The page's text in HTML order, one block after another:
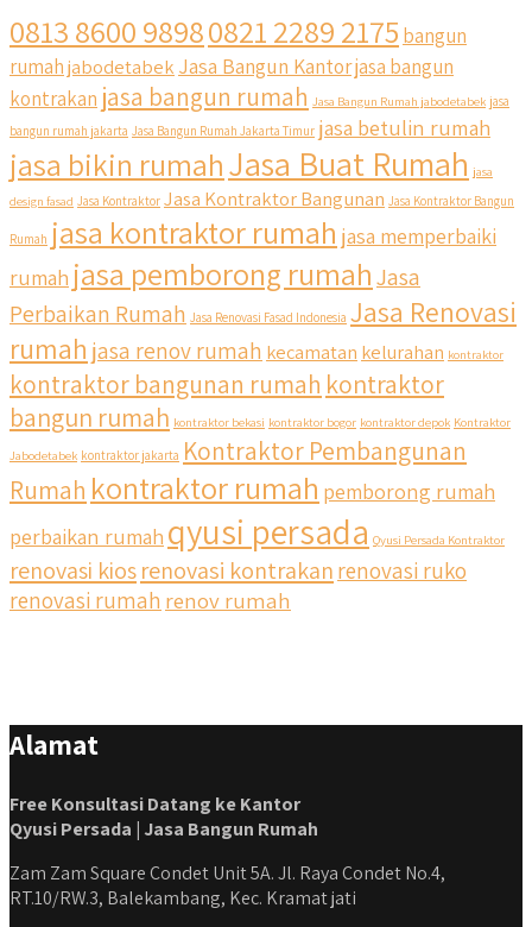
qyusipersada
@qyusipersada 3 years ago
Siapa yang udah masuk List untuk Bangun dan Renovasi
rumah Di @qyusipersada dengan sistem Cicilan ?? 🤗
Untuk informasi lebih lanjut terkait program cicilan ini temen
temen bisa langsung klik link di bio yaa
#jasabangunrumahjakarta #jasarenovasirumahjakarta
#kontraktorjakarta #kontraktorbangunan
#kontraktorbangunanrumah #kontraktorbangunanjakarta
#jasabangunrumahjabodetabek #qyusipersada
0813 8600 98980821 2289 2175 bangun
rumahjabodetabek Jasa Bangun Kantorjasa bangun
kontrakan jasa bangun rumah Jasa Bangun Rumah jabodetabek jasa
bangun rumah jakarta Jasa Bangun Rumah Jakarta Timur jasa betulin rumah
jasa bikin rumahJasa Buat Rumah jasa
design fasad Jasa Kontraktor Jasa Kontraktor Bangunan Jasa Kontraktor Bangun
Rumah jasa kontraktor rumah jasa memperbaiki
rumah jasa pemborong rumahJasa
Perbaikan Rumah Jasa Renovasi Fasad Indonesia Jasa Renovasi
rumah jasa renov rumah kecamatan kelurahan kontraktor
kontraktor bangunan rumah kontraktor
bangun rumah kontraktor bekasi kontraktor bogor kontraktor depok Kontraktor
Jabodetabek kontraktor jakarta Kontraktor Pembangunan
Rumah kontraktor rumah pemborong rumah
perbaikan rumah qyusi persada Qyusi Persada Kontraktor
renovasi kiosrenovasi kontrakanrenovasi ruko
renovasi rumah renov rumah
Alamat
Free Konsultasi Datang ke Kantor
Qyusi Persada | Jasa Bangun Rumah
Zam Zam Square Condet Unit 5A. Jl. Raya Condet No.4,
RT.10/RW.3, Balekambang, Kec. Kramat jati